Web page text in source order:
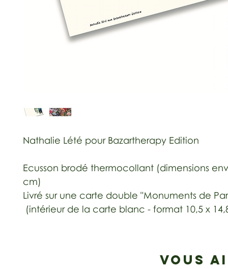
Nathalie Lété pour Bazartherapy Edition
Ecusson brodé thermocollant (dimensions
cm)
Livré sur une carte double "Monuments de
(intérieur de la carte blanc - format 10,5 x
VOUS